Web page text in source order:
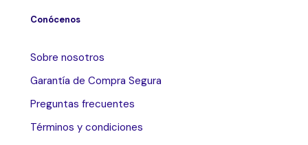
Conócenos
Sobre nosotros
Garantía de Compra Segura
Preguntas frecuentes
Términos y condiciones